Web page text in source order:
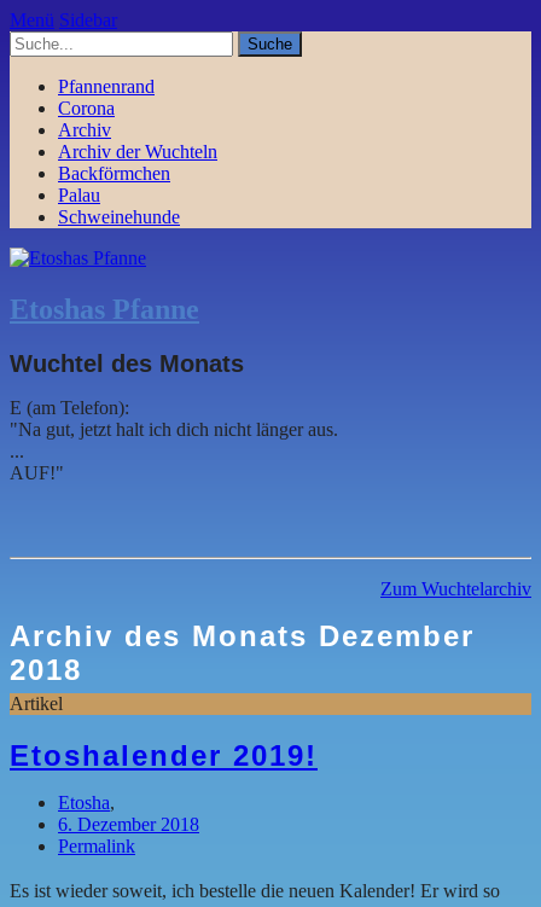
Menü Sidebar
Pfannenrand
Corona
Archiv
Archiv der Wuchteln
Backförmchen
Palau
Schweinehunde
Etoshas Pfanne
Wuchtel des Monats
E (am Telefon):
"Na gut, jetzt halt ich dich nicht länger aus.
...
AUF!"
Zum Wuchtelarchiv
Archiv des Monats Dezember
2018
Artikel
Etoshalender 2019!
Etosha,
6. Dezember 2018
Permalink
Es ist wieder soweit, ich bestelle die neuen Kalender! Er wird so